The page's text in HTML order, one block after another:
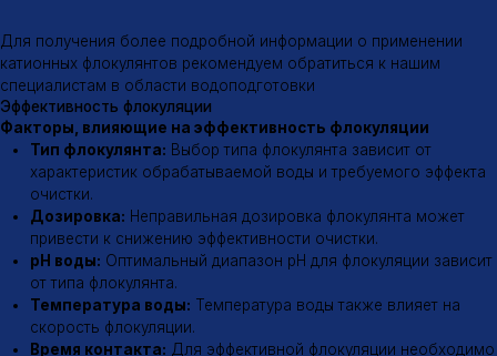
Почта
Телефон Социальные сети
8 (800) 600-12-07
tradeaflock@gmail.com
г. Казань, ул.
Майкопская 2, корп. 1
Поставка флокулянтов
ООО «МИК»